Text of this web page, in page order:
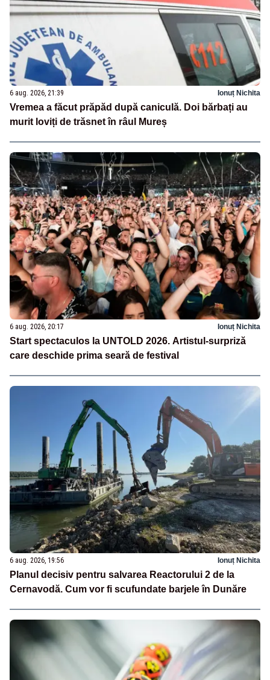
6 aug. 2026, 21:39 Ionuț Nichita
Vremea a făcut prăpăd după caniculă. Doi bărbați au
murit loviți de trăsnet în râul Mureș
6 aug. 2026, 20:17 Ionuț Nichita
Start spectaculos la UNTOLD 2026. Artistul-surpriză
care deschide prima seară de festival
6 aug. 2026, 19:56 Ionuț Nichita
Planul decisiv pentru salvarea Reactorului 2 de la
Cernavodă. Cum vor fi scufundate barjele în Dunăre